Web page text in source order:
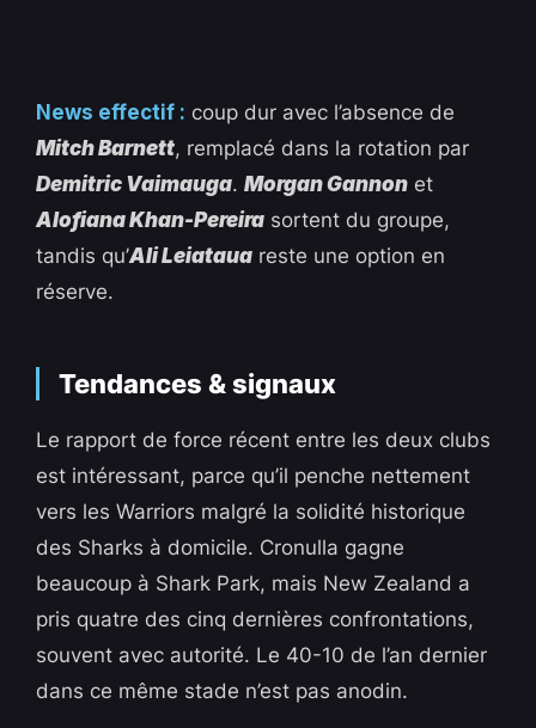
News effectif : coup dur avec l’absence de
Mitch Barnett, remplacé dans la rotation par
Demitric Vaimauga.Morgan Gannon et
Alofiana Khan-Pereira sortent du groupe,
tandis qu’Ali Leiataua reste une option en
réserve.
Tendances & signaux
Le rapport de force récent entre les deux clubs
est intéressant, parce qu’il penche nettement
vers les Warriors malgré la solidité historique
des Sharks à domicile. Cronulla gagne
beaucoup à Shark Park, mais New Zealand a
pris quatre des cinq dernières confrontations,
souvent avec autorité. Le 40-10 de l’an dernier
dans ce même stade n’est pas anodin.